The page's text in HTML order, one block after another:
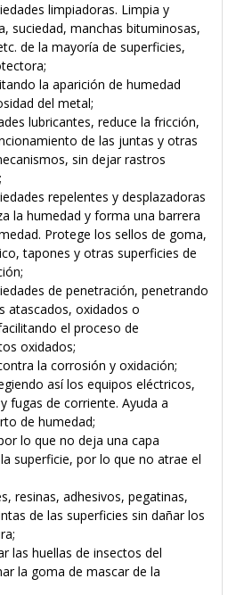
limpiadoras. Limpia y
suciedad, manchas bituminosas,
de la mayoría de superficies,
la aparición de humedad
del metal;
lubricantes, reduce la fricción,
de las juntas y otras
sin dejar rastros
repelentes y desplazadoras
la humedad y forma una barrera
Protege los sellos de goma,
tapones y otras superficies de
de penetración, penetrando
atascados, oxidados o
el proceso de
oxidados;
la corrosión y oxidación;
así los equipos eléctricos,
fugas de corriente. Ayuda a
de humedad;
lo que no deja una capa
superficie, por lo que no atrae el
resinas, adhesivos, pegatinas,
de las superficies sin dañar los
las huellas de insectos del
la goma de mascar de la